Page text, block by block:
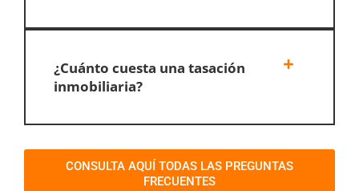
¿Cuánto cuesta una tasación
inmobiliaria?
CONSULTA AQUÍ TODAS LAS PREGUNTAS
FRECUENTES